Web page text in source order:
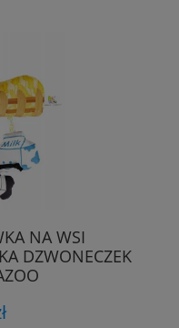
NA WSI
DZWONECZEK